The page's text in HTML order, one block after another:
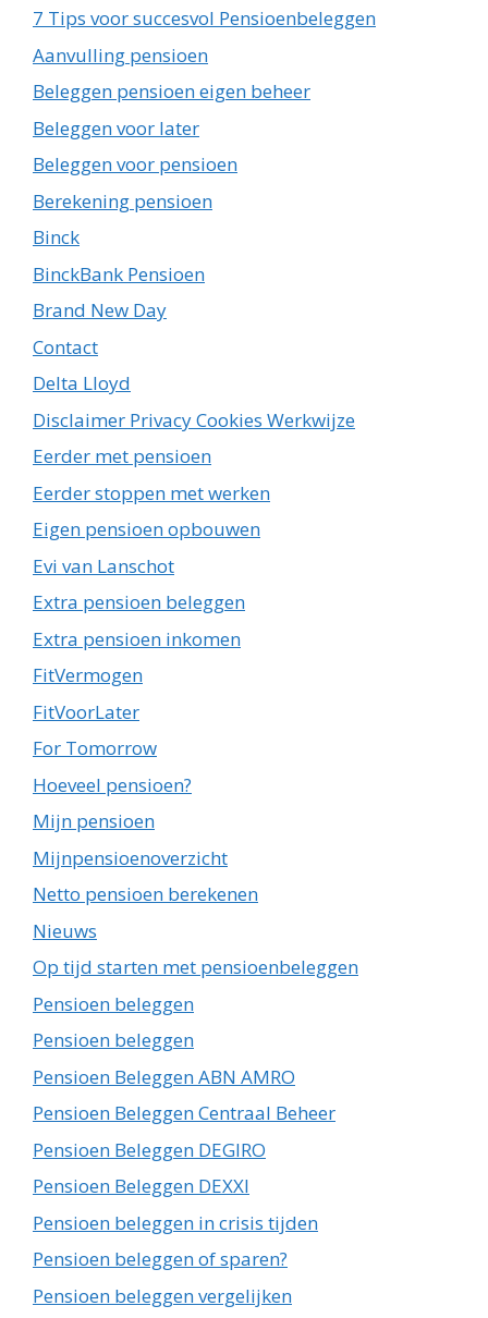
7 Tips voor succesvol Pensioenbeleggen
Aanvulling pensioen
Beleggen pensioen eigen beheer
Beleggen voor later
Beleggen voor pensioen
Berekening pensioen
Binck
BinckBank Pensioen
Brand New Day
Contact
Delta Lloyd
Disclaimer Privacy Cookies Werkwijze
Eerder met pensioen
Eerder stoppen met werken
Eigen pensioen opbouwen
Evi van Lanschot
Extra pensioen beleggen
Extra pensioen inkomen
FitVermogen
FitVoorLater
For Tomorrow
Hoeveel pensioen?
Mijn pensioen
Mijnpensioenoverzicht
Netto pensioen berekenen
Nieuws
Op tijd starten met pensioenbeleggen
Pensioen beleggen
Pensioen beleggen
Pensioen Beleggen ABN AMRO
Pensioen Beleggen Centraal Beheer
Pensioen Beleggen DEGIRO
Pensioen Beleggen DEXXI
Pensioen beleggen in crisis tijden
Pensioen beleggen of sparen?
Pensioen beleggen vergelijken